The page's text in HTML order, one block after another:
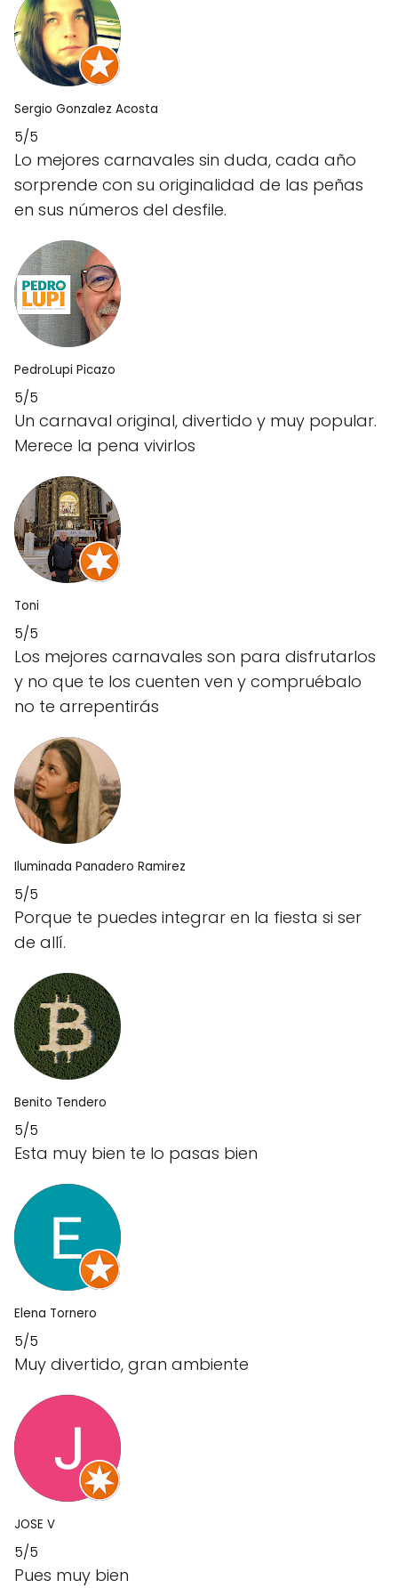
Sergio Gonzalez Acosta
5/5
Lo mejores carnavales sin duda, cada año
sorprende con su originalidad de las peñas
en sus números del desfile.
PedroLupi Picazo
5/5
Un carnaval original, divertido y muy popular.
Merece la pena vivirlos
Toni
5/5
Los mejores carnavales son para disfrutarlos
y no que te los cuenten ven y compruébalo
no te arrepentirás
Iluminada Panadero Ramirez
5/5
Porque te puedes integrar en la fiesta si ser
de allí.
Benito Tendero
5/5
Esta muy bien te lo pasas bien
Elena Tornero
5/5
Muy divertido, gran ambiente
JOSE V
5/5
Pues muy bien